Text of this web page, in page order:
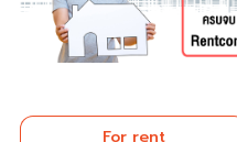
For rent